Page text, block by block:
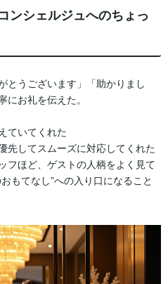
ンシェルジュへのちょっ
がとうございます」「助かりまし
にお礼を伝えた。
ていてくれた
先してスムーズに対応してくれた
フほど、ゲストの人柄をよく見て
もてなし”への入り口になること